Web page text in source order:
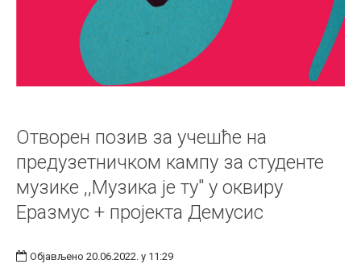
Отворен позив за учешће на
предузетничком кампу за студенте
музике ,,Музика је ту" у оквиру
Еразмус + пројекта Демусис
Објављено 20.06.2022. у 11:29